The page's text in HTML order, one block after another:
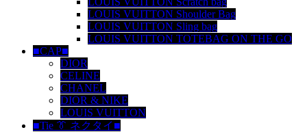
LOUIS VUITTON Shoulder Bag
LOUIS VUITTON Sling bag
LOUIS VUITTON TOTEBAG ON THE GO
■CAP■
DIOR
CELINE
CHANEL
DIOR & NIKE
LOUIS VUITTON
■Tie 👔 ネクタイ■